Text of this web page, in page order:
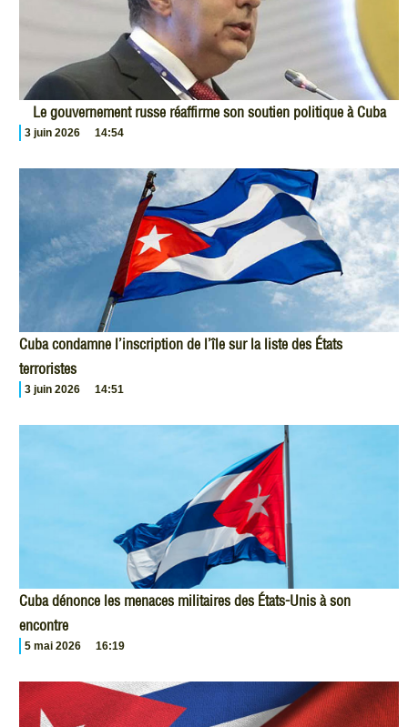
Le gouvernement russe réaffirme son soutien politique à Cuba
3 juin 2026 14:54
Cuba condamne l’inscription de l’île sur la liste des États
terroristes
3 juin 2026 14:51
Cuba dénonce les menaces militaires des États-Unis à son
encontre
5 mai 2026 16:19